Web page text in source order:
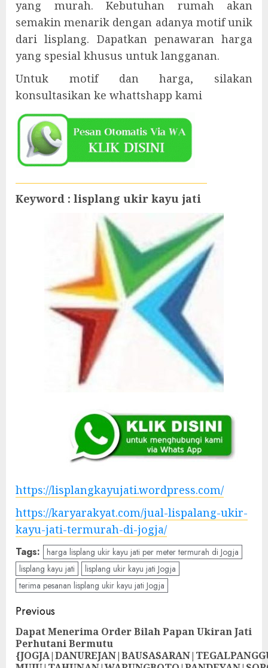
yang murah. Kebutuhan rumah akan
semakin menarik dengan adanya motif unik
dari lisplang. Dapatkan penawaran harga
yang spesial khusus untuk langganan.
Untuk motif dan harga, silakan
konsultasikan ke whattshapp kami
Keyword : lisplang ukir kayu jati
https://lisplangkayujati.wordpress.com/
https://karyarakyat.com/jual-lispalang-ukir-
kayu-jati-termurah-di-jogja/
Tags: harga lisplang ukir kayu jati per meter termurah di Jogja
lisplang kayu jati
lisplang ukir kayu jati Jogja
terima pesanan lisplang ukir kayu jati Jogja
Previous
Dapat Menerima Order Bilah Papan Ukiran Jati
Perhutani Bermutu